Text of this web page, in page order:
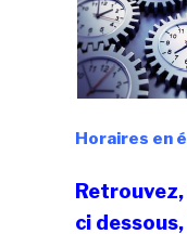
Horaires en
ci